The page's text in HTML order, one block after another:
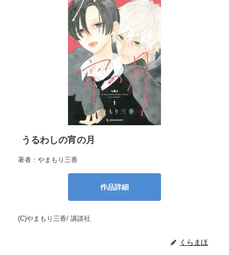
うるわしの宵の月
著者：やまもり三香
作品詳細
(C)やまもり三香/ 講談社
くらまほ